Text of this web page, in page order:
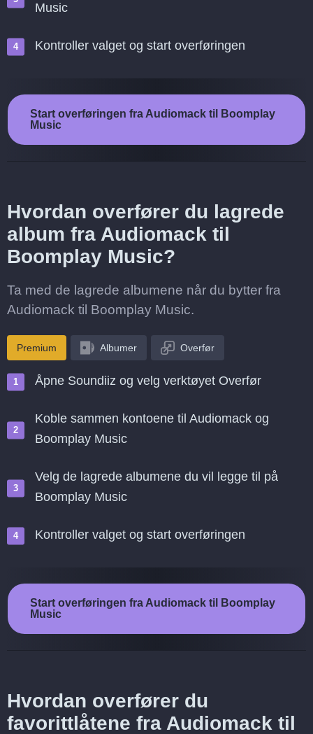
Music
Kontroller valget og start overføringen
Start overføringen fra Audiomack til Boomplay
Music
Hvordan overfører du lagrede
album fra Audiomack til
Boomplay Music?
Ta med de lagrede albumene når du bytter fra
Audiomack til Boomplay Music.
Premium Albumer Overfør
Åpne Soundiiz og velg verktøyet Overfør
Koble sammen kontoene til Audiomack og
Boomplay Music
Velg de lagrede albumene du vil legge til på
Boomplay Music
Kontroller valget og start overføringen
Start overføringen fra Audiomack til Boomplay
Music
Hvordan overfører du
favorittlåtene fra Audiomack til